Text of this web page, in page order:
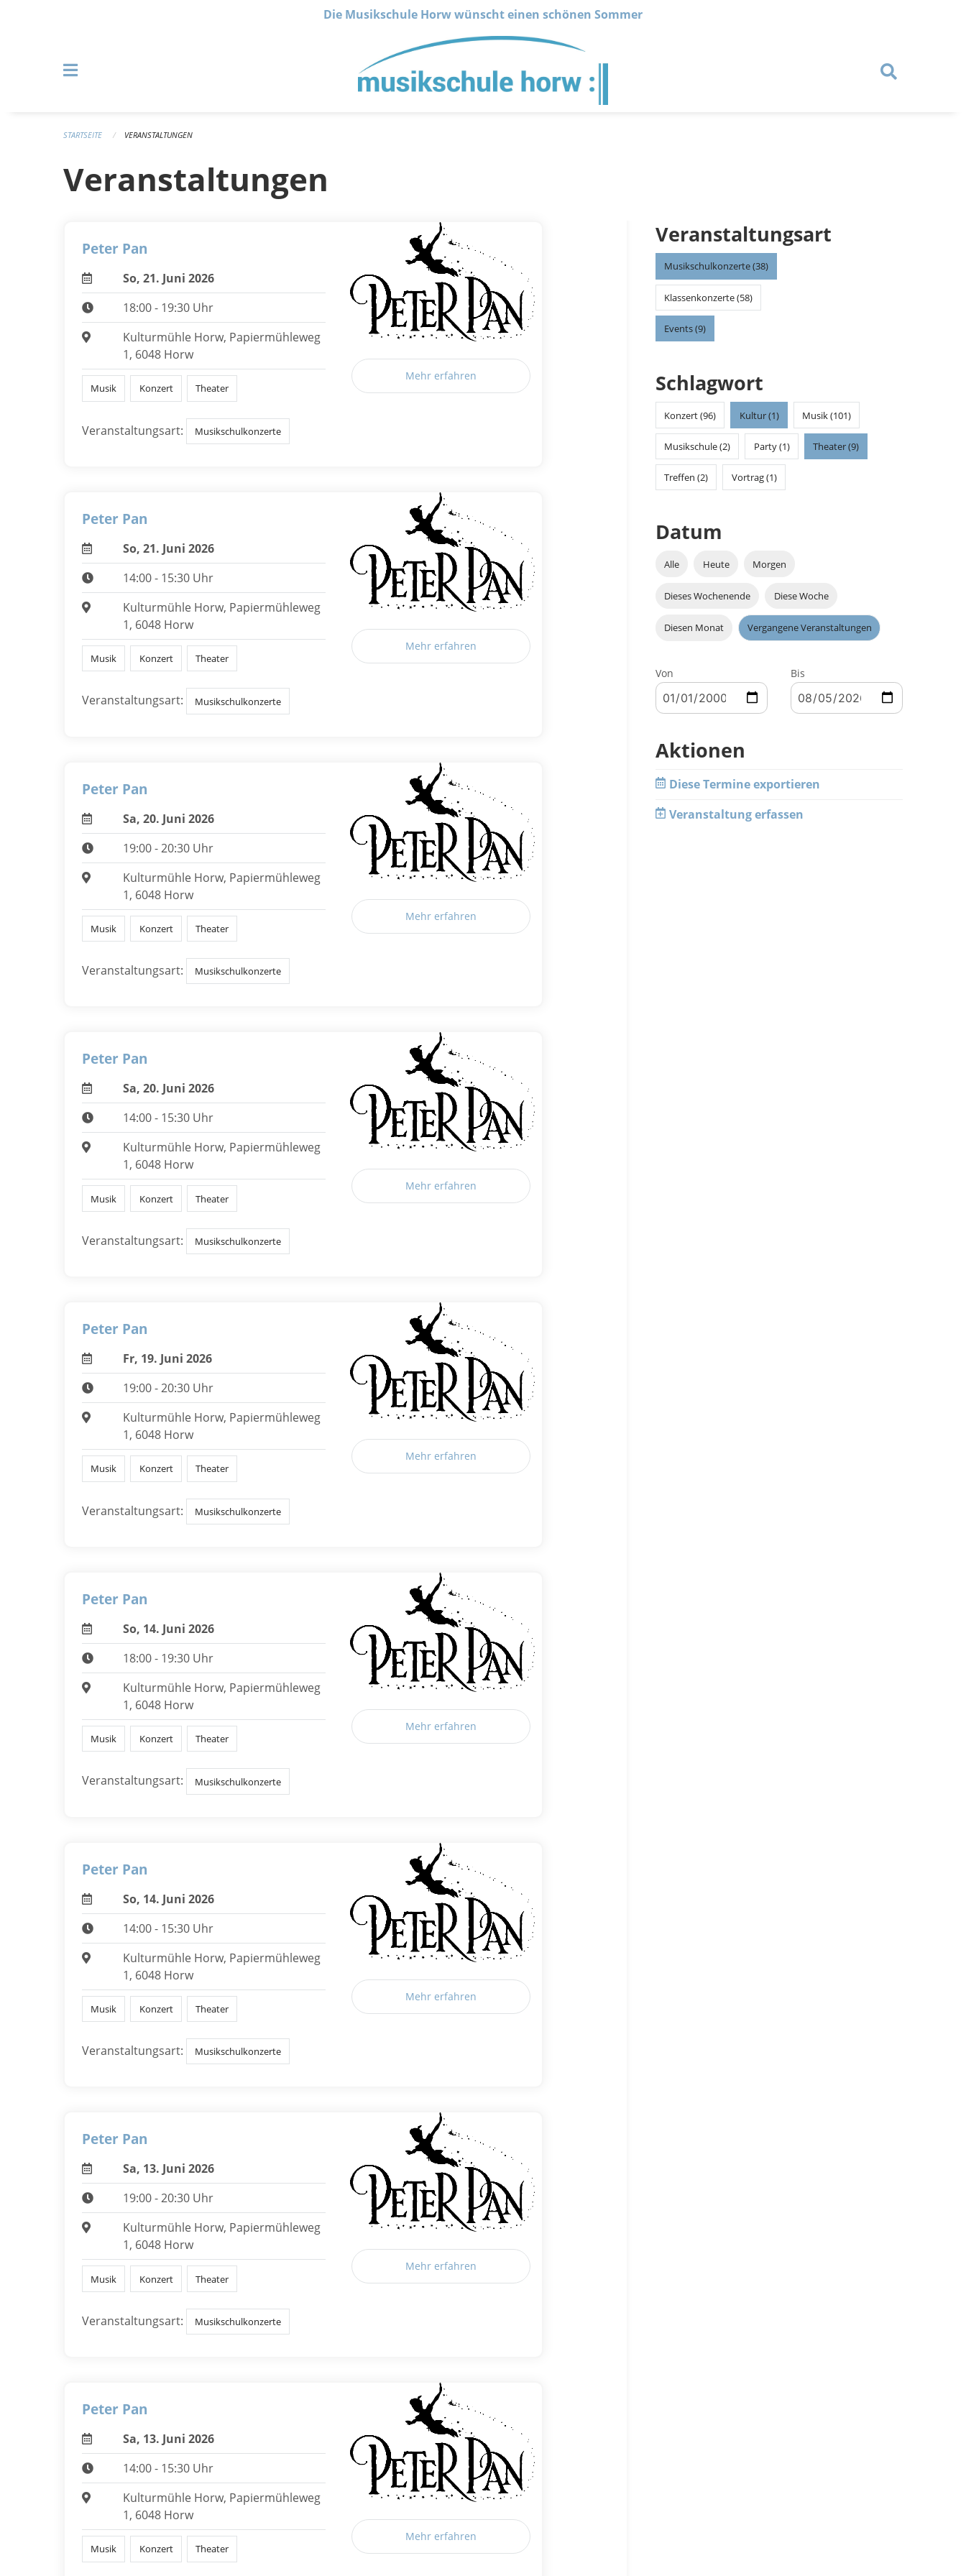
Die Musikschule Horw wünscht einen schönen Sommer
STARTSEITE VERANSTALTUNGEN
Veranstaltungen
Peter Pan
So, 21. Juni 2026
18:00 - 19:30 Uhr
Kulturmühle Horw, Papiermühleweg
1, 6048 Horw
Musik Konzert Theater
Veranstaltungsart: Musikschulkonzerte
Mehr erfahren
Peter Pan
So, 21. Juni 2026
14:00 - 15:30 Uhr
Kulturmühle Horw, Papiermühleweg
1, 6048 Horw
Musik Konzert Theater
Veranstaltungsart: Musikschulkonzerte
Mehr erfahren
Peter Pan
Sa, 20. Juni 2026
19:00 - 20:30 Uhr
Kulturmühle Horw, Papiermühleweg
1, 6048 Horw
Musik Konzert Theater
Veranstaltungsart: Musikschulkonzerte
Mehr erfahren
Peter Pan
Sa, 20. Juni 2026
14:00 - 15:30 Uhr
Kulturmühle Horw, Papiermühleweg
1, 6048 Horw
Musik Konzert Theater
Veranstaltungsart: Musikschulkonzerte
Mehr erfahren
Peter Pan
Fr, 19. Juni 2026
19:00 - 20:30 Uhr
Kulturmühle Horw, Papiermühleweg
1, 6048 Horw
Musik Konzert Theater
Veranstaltungsart: Musikschulkonzerte
Mehr erfahren
Peter Pan
So, 14. Juni 2026
18:00 - 19:30 Uhr
Kulturmühle Horw, Papiermühleweg
1, 6048 Horw
Musik Konzert Theater
Veranstaltungsart: Musikschulkonzerte
Mehr erfahren
Peter Pan
So, 14. Juni 2026
14:00 - 15:30 Uhr
Kulturmühle Horw, Papiermühleweg
1, 6048 Horw
Musik Konzert Theater
Veranstaltungsart: Musikschulkonzerte
Mehr erfahren
Peter Pan
Sa, 13. Juni 2026
19:00 - 20:30 Uhr
Kulturmühle Horw, Papiermühleweg
1, 6048 Horw
Musik Konzert Theater
Veranstaltungsart: Musikschulkonzerte
Mehr erfahren
Peter Pan
Sa, 13. Juni 2026
14:00 - 15:30 Uhr
Kulturmühle Horw, Papiermühleweg
1, 6048 Horw
Musik Konzert Theater
Mehr erfahren
Veranstaltungsart
Musikschulkonzerte (38)
Klassenkonzerte (58)
Events (9)
Schlagwort
Konzert (96) Kultur (1) Musik (101)
Musikschule (2) Party (1) Theater (9)
Treffen (2) Vortrag (1)
Datum
Alle Heute Morgen
Dieses Wochenende Diese Woche
Diesen Monat Vergangene Veranstaltungen
Von Bis
Aktionen
Diese Termine exportieren
Veranstaltung erfassen